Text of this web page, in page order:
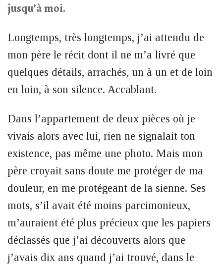
jusqu’à moi.
Longtemps, très longtemps, j’ai attendu de
mon père le récit dont il ne m’a livré que
quelques détails, arrachés, un à un et de loin
en loin, à son silence. Accablant.
Dans l’appartement de deux pièces où je
vivais alors avec lui, rien ne signalait ton
existence, pas même une photo. Mais mon
père croyait sans doute me protéger de ma
douleur, en me protégeant de la sienne. Ses
mots, s’il avait été moins parcimonieux,
m’auraient été plus précieux que les papiers
déclassés que j’ai découverts alors que
j’avais dix ans quand j’ai trouvé, dans le